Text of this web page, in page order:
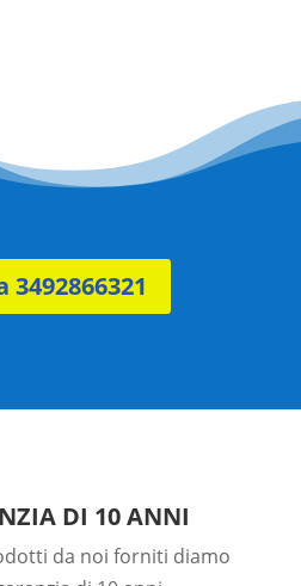
3492866321
DI 10 ANNI
da noi forniti diamo